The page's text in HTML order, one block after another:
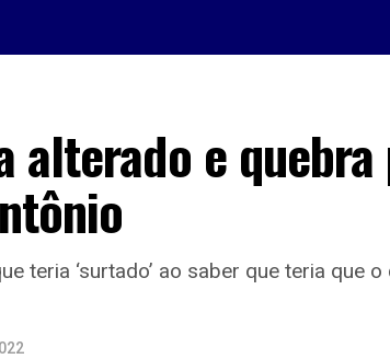
alterado e
teria ‘surtado’ ao saber que teria que